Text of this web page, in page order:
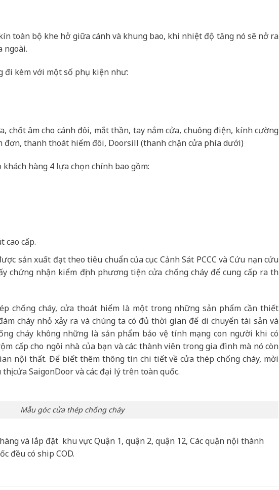
toàn bộ khe hở giữa cánh và khung bao, khi nhiệt độ tăng nó sẽ nở ra
ngoài.
đi kèm với một số phụ kiện như:
chốt âm cho cánh đôi, mắt thần, tay nắm cửa, chuông điện, kính cường
đơn, thanh thoát hiểm đôi, Doorsill (thanh chặn cửa phía dưới)
hàng 4 lựa chọn chính bao gồm:
cao cấp.
sản xuất đạt theo tiêu chuẩn của cục Cảnh Sát PCCC và Cứu nạn cứu
chứng nhận kiểm định phương tiện cửa chống cháy để cung cấp ra thị
chống cháy, cửa thoát hiểm là một trong những sản phẩm cần thiết
cháy nhỏ xảy ra và chúng ta có đủ thời gian để di chuyển tài sản và
cháy không những là sản phẩm bảo vệ tính mạng con người khi có
cấp cho ngôi nhà của bạn và các thành viên trong gia đình mà nó còn
nội thất. Để biết thêm thông tin chi tiết về cửa thép chống cháy, mời
cửa SaigonDoor và các đại lý trên toàn quốc.
Mẫu góc cửa thép chống cháy
và lắp đặt khu vực Quận 1, quận 2, quận 12, Các quận nội thành
đều có ship COD.